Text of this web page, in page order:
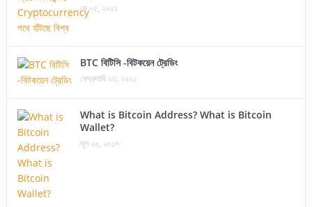
মে ০৫, ২০২১
BTC বিটিসি -বিটকয়েন ট্রেডিং
ফেব্রুয়ারি ২৩, ২০২১
What is Bitcoin Address? What is Bitcoin
Wallet?
জুন ২০, ২০১৭